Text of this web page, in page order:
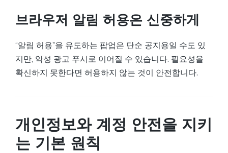
브라우저 알림 허용은 신중하게
“알림 허용”을 유도하는 팝업은 단순 공지용일 수도 있
지만, 악성 광고 푸시로 이어질 수 있습니다. 필요성을
확신하지 못한다면 허용하지 않는 것이 안전합니다.
개인정보와 계정 안전을 지키
는 기본 원칙